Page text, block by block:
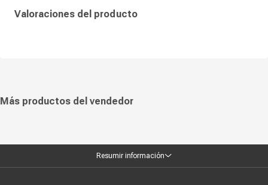
Valoraciones del producto
Más productos del vendedor
Resumir información